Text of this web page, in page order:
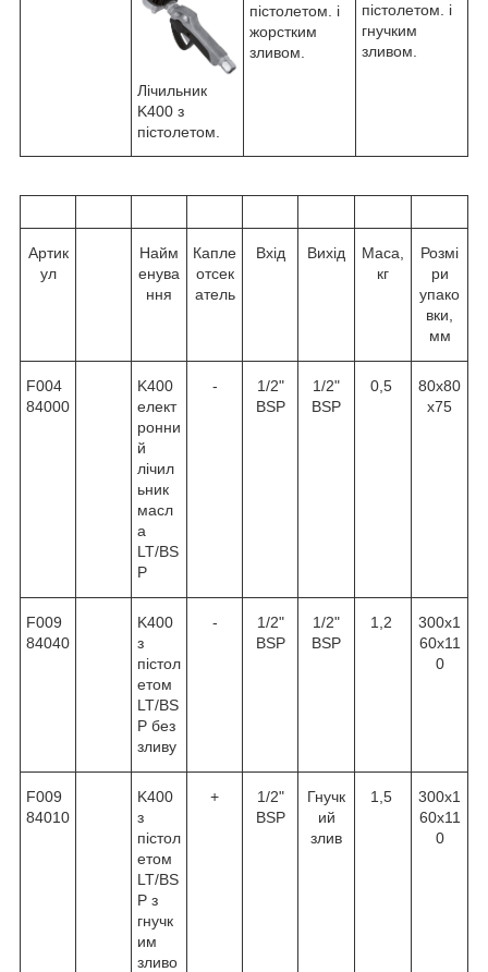
Лічильник
K400 з
пістолетом.
пістолетом. і
жорстким
зливом.
пістолетом. і
гнучким
зливом.
Артик
ул
Найм
енува
ння
Капле
отсек
атель
Вхід Вихід
Маса,
кг
Розмі
ри
упако
вки,
мм
F004
84000
K400
елект
ронни
й
лічил
ьник
масл
а
LT/BS
P
-
1/2"
BSP
1/2"
BSP
0,5
80x80
x75
F009
84040
K400
з
пістол
етом
LT/BS
P без
зливу
-
1/2"
BSP
1/2"
BSP
1,2
300x1
60x11
0
F009
84010
K400
з
пістол
етом
LT/BS
P з
гнучк
им
зливо
+
1/2"
BSP
Гнучк
ий
злив
1,5
300x1
60x11
0